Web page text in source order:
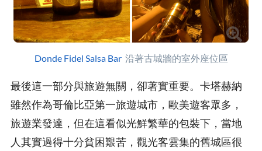
Donde Fidel Salsa Bar沿著古城牆的室外座位區
最後這一部分與旅遊無關，卻著實重要。卡塔赫納
雖然作為哥倫比亞第一旅遊城市，歐美遊客眾多，
旅遊業發達，但在這看似光鮮繁華的包裝下，當地
人其實過得十分貧困艱苦，觀光客雲集的舊城區很